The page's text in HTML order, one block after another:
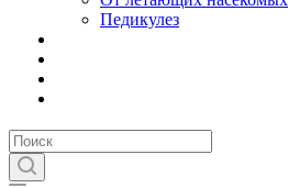
Педикулез